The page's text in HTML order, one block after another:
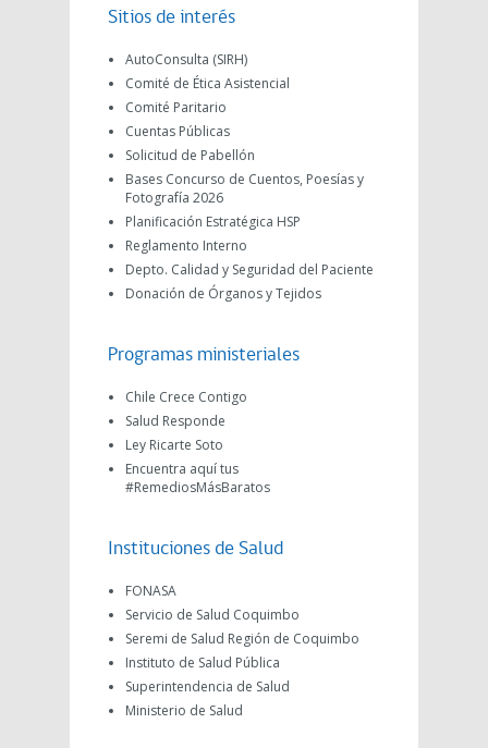
Sitios de interés
AutoConsulta (SIRH)
Comité de Ética Asistencial
Comité Paritario
Cuentas Públicas
Solicitud de Pabellón
Bases Concurso de Cuentos, Poesías y
Fotografía 2026
Planificación Estratégica HSP
Reglamento Interno
Depto. Calidad y Seguridad del Paciente
Donación de Órganos y Tejidos
Programas ministeriales
Chile Crece Contigo
Salud Responde
Ley Ricarte Soto
Encuentra aquí tus
#RemediosMásBaratos
Instituciones de Salud
FONASA
Servicio de Salud Coquimbo
Seremi de Salud Región de Coquimbo
Instituto de Salud Pública
Superintendencia de Salud
Ministerio de Salud